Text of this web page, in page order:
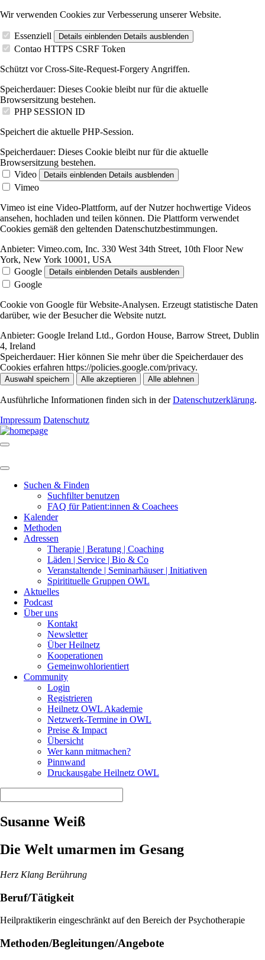
Wir verwenden Cookies zur Verbesserung unserer Website.
Essenziell Details einblenden Details ausblenden
Contao HTTPS CSRF Token
Schützt vor Cross-Site-Request-Forgery Angriffen.
Speicherdauer: Dieses Cookie bleibt nur für die aktuelle
Browsersitzung bestehen.
PHP SESSION ID
Speichert die aktuelle PHP-Session.
Speicherdauer: Dieses Cookie bleibt nur für die aktuelle
Browsersitzung bestehen.
Video
Details einblenden Details ausblenden
Vimeo
Vimeo ist eine Video-Plattform, auf der Nutzer hochwertige Videos
ansehen, hochladen und teilen können. Die Plattform verwendet
Cookies gemäß den geltenden Datenschutzbestimmungen.
Anbieter: Vimeo.com, Inc. 330 West 34th Street, 10th Floor New
York, New York 10001, USA
Google
Details einblenden Details ausblenden
Google
Cookie von Google für Website-Analysen. Erzeugt statistische Daten
darüber, wie der Besucher die Website nutzt.
Anbieter: Google Ireland Ltd., Gordon House, Barrow Street, Dublin
4, Ireland
Speicherdauer: Hier können Sie mehr über die Speicherdauer des
Cookies erfahren https://policies.google.com/privacy.
Auswahl speichern Alle akzeptieren Alle ablehnen
Ausführliche Informationen finden sich in derDatenschutzerklärung.
Impressum Datenschutz
Suchen & Finden
Suchfilter benutzen
FAQ für Patient:innen & Coachees
Kalender
Methoden
Adressen
Therapie | Beratung | Coaching
Läden | Service | Bio & Co
Veranstaltende | Seminarhäuser | Initiativen
Spiritituelle Gruppen OWL
Aktuelles
Podcast
Über uns
Kontakt
Newsletter
Über Heilnetz
Kooperationen
Gemeinwohlorientiert
Community
Login
Registrieren
Heilnetz OWL Akademie
Netzwerk-Termine in OWL
Preise & Impact
Übersicht
Wer kann mitmachen?
Pinnwand
Druckausgabe Heilnetz OWL
Susanne Weiß
Die Welt umarmen im Gesang
Herz Klang Berührung
Beruf/Tätigkeit
Heilpraktikerin eingeschränkt auf den Bereich der Psychotherapie
Methoden/Begleitungen/Angebote